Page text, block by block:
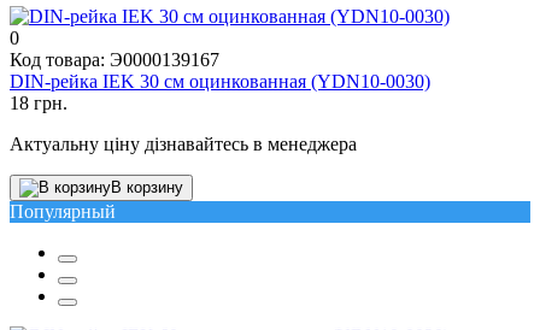
0
Код товара: Э0000139167
DIN-рейка IEK 30 см оцинкованная (YDN10-0030)
18 грн.
Актуальну ціну дізнавайтесь в менеджера
В корзину
Популярный